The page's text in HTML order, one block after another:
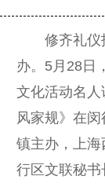
修齐礼
办。5月28日
文化活动名
风家规》在
镇主办，上海
行区文联秘